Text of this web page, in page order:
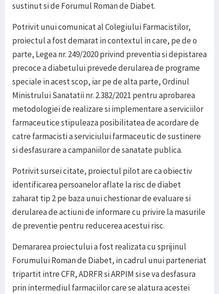
sustinut si de Forumul Roman de Diabet.
Potrivit unui comunicat al Colegiului Farmacistilor,
proiectul a fost demarat in contextul in care, pe de o
parte, Legea nr. 249/2020 privind preventia si depistarea
precoce a diabetului prevede derularea de programe
speciale in acest scop, iar pe de alta parte, Ordinul
Ministrului Sanatatii nr. 2.382/2021 pentru aprobarea
metodologiei de realizare si implementare a serviciilor
farmaceutice stipuleaza posibilitatea de acordare de
catre farmacisti a serviciului farmaceutic de sustinere
si desfasurare a campaniilor de sanatate publica.
Potrivit sursei citate, proiectul pilot are ca obiectiv
identificarea persoanelor aflate la risc de diabet
zaharat tip 2 pe baza unui chestionar de evaluare si
derularea de actiuni de informare cu privire la masurile
de preventie pentru reducerea acestui risc.
Demararea proiectului a fost realizata cu sprijinul
Forumului Roman de Diabet, in cadrul unui parteneriat
tripartit intre CFR, ADRFR si ARPIM si se va desfasura
prin intermediul farmaciilor care se alatura acestei